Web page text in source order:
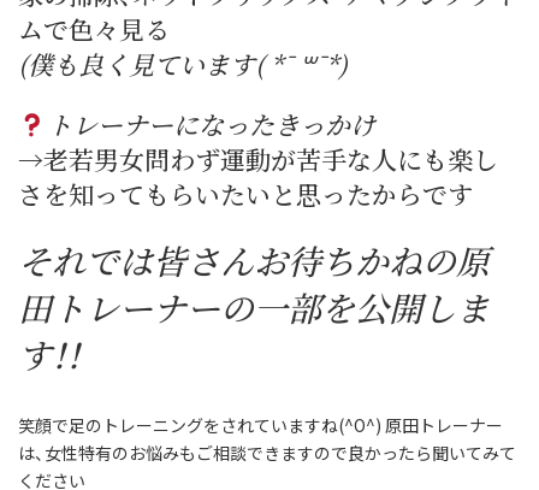
ムで色々見る
(僕も良く見ています( *¯ ꒳¯*)
トレーナーになったきっかけ
→老若男女問わず運動が苦手な人にも楽し
さを知ってもらいたいと思ったからです
それでは皆さんお待ちかねの原
田トレーナーの一部を公開しま
す！！
笑顔で足のトレーニングをされていますね(^O^) 原田トレーナー
は、女性特有のお悩みもご相談できますので良かったら聞いてみて
ください